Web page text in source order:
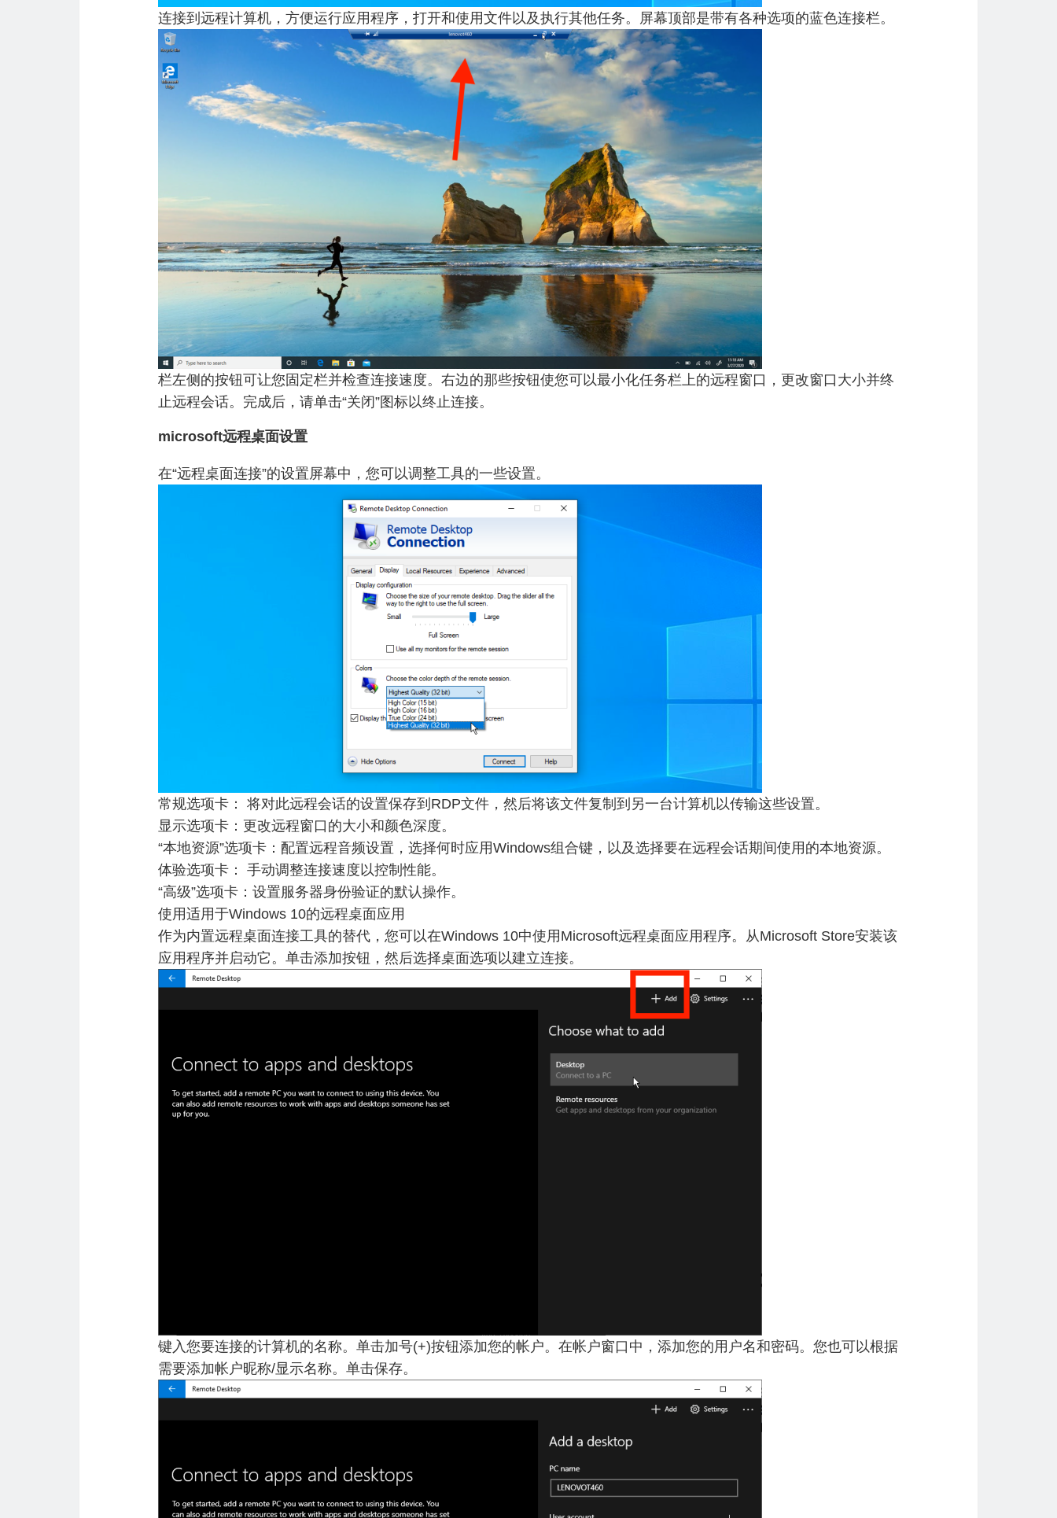
连接到远程计算机，方便运行应用程序，打开和使用文件以及执行其他任务。屏幕顶部是带有各种选项的蓝色连接栏。
栏左侧的按钮可让您固定栏并检查连接速度。右边的那些按钮使您可以最小化任务栏上的远程窗口，更改窗口大小并终
止远程会话。完成后，请单击“关闭”图标以终止连接。
microsoft远程桌面设置
在“远程桌面连接”的设置屏幕中，您可以调整工具的一些设置。
常规选项卡： 将对此远程会话的设置保存到RDP文件，然后将该文件复制到另一台计算机以传输这些设置。
显示选项卡：更改远程窗口的大小和颜色深度。
“本地资源”选项卡：配置远程音频设置，选择何时应用Windows组合键，以及选择要在远程会话期间使用的本地资源。
体验选项卡： 手动调整连接速度以控制性能。
“高级”选项卡：设置服务器身份验证的默认操作。
使用适用于Windows 10的远程桌面应用
作为内置远程桌面连接工具的替代，您可以在Windows 10中使用Microsoft远程桌面应用程序。从Microsoft Store安装该
应用程序并启动它。单击添加按钮，然后选择桌面选项以建立连接。
键入您要连接的计算机的名称。单击加号(+)按钮添加您的帐户。在帐户窗口中，添加您的用户名和密码。您也可以根据
需要添加帐户昵称/显示名称。单击保存。